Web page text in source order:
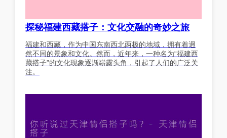
探秘福建西藏搭子：文化交融的奇妙之旅
福建和西藏，作为中国东南西北两极的地域，拥有着迥
然不同的景象和文化。然而，近年来，一种名为“福建西
藏搭子”的文化现象逐渐崭露头角，引起了人们的广泛关
注。